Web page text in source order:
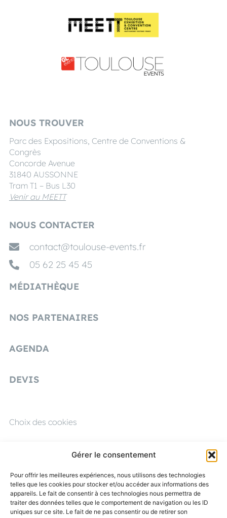
Gérer le consentement
Pour offrir les meilleures expériences, nous utilisons des technologies
telles que les cookies pour stocker et/ou accéder aux informations des
appareils. Le fait de consentir à ces technologies nous permettra de
traiter des données telles que le comportement de navigation ou les ID
uniques sur ce site. Le fait de ne pas consentir ou de retirer son
NOUS TROUVER
Parc des Expositions, Centre de Conventions &
Congrès
Concorde Avenue
31840 AUSSONNE
Tram T1 – Bus L30
Venir au MEETT
NOUS CONTACTER
contact@toulouse-events.fr
05 62 25 45 45
MÉDIATHÈQUE
NOS PARTENAIRES
AGENDA
DEVIS
Choix des cookies
Politique de confidentialité